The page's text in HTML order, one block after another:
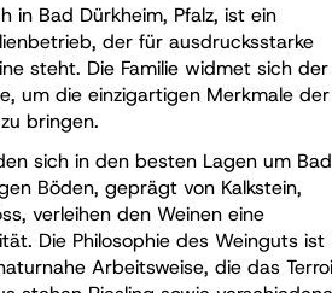
in Bad Dürkheim, Pfalz, ist ein
der für ausdrucksstarke
steht. Die Familie widmet sich der
um die einzigartigen Merkmale der
bringen.
sich in den besten Lagen um Bad
Böden, geprägt von Kalkstein,
verleihen den Weinen eine
Die Philosophie des Weinguts ist
Arbeitsweise, die das